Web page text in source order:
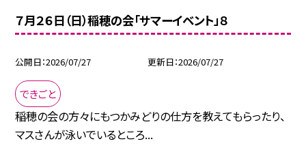
７月２６日（日）稲穂の会「サマーイベント」８
公開日 2026/07/27 更新日 2026/07/27
できごと
稲穂の会の方々にもつかみどりの仕方を教えてもらったり、
マスさんが泳いでいるところ...